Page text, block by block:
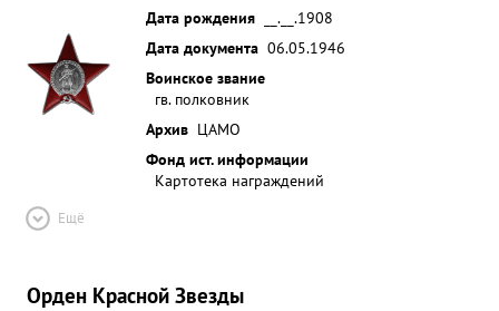
Дата рождения
__.__.1908
Дата документа 06.05.1946
Воинское звание
гв. полковник
Архив ЦАМО
Фонд ист. информации
Картотека награждений
Ещё
Орден Красной Звезды